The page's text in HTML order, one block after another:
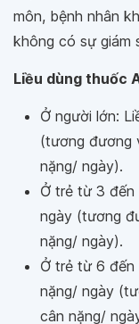
môn, bệnh nhân
không có sự giám
Liều dùng thuốc
Ở người lớn:
(tương đương
nặng/ ngày).
Ở trẻ từ 3 đến
ngày (tương
nặng/ ngày).
Ở trẻ từ 6 đến
nặng/ ngày
cân nặng/